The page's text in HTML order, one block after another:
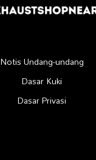
Notis Undang-undang
Dasar Kuki
Dasar Privasi